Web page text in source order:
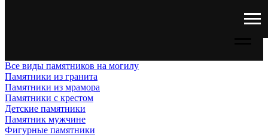
Все виды памятников на могилу
Памятники из гранита
Памятники из мрамора
Памятники с крестом
Детские памятники
Памятник мужчине
Фигурные памятники